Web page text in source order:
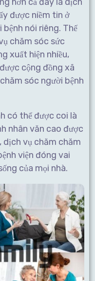
được niềm tin ở
nói riêng. Thế
chăm sóc sức
xuất hiện nhiều,
cộng đồng xã
sóc người bệnh
có thể được coi là
nhân văn cao được
dịch vụ chăm chăm
viện đóng vai
của mọi nhà.